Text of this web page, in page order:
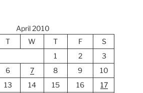
April 2010
T
W T F
S
1
2
3
6
7 8 9
10
13
14 15 16
17